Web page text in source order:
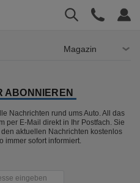
Magazin
ABONNIEREN
Nachrichten rund ums Auto. All das
per E-Mail direkt in Ihr Postfach. Sie
aktuellen Nachrichten kostenlos
immer sofort informiert.